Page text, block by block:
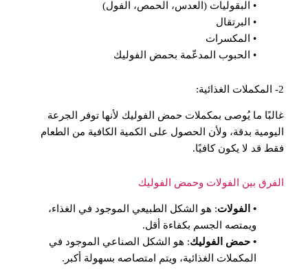
• البقوليات (العدس، الحمص، الفول)
• البرتقال
• المكسرات
• الحبوب المدعّمة بحمض الفوليك
2- المكملات الغذائية:
غالبًا ما يُوصى بمكملات حمض الفوليك لأنها توفر الجرعة
اليومية بدقة، ولأن الحصول على الكمية الكافية من الطعام
فقط قد لا يكون كافيًا.
الفرق بين الفولات وحمض الفوليك
• الفولات: هو الشكل الطبيعي الموجود في الغذاء،
ويمتصه الجسم بكفاءة أقل.
• حمض الفوليك: هو الشكل الصناعي الموجود في
المكملات الغذائية، ويتم امتصاصه بسهولة أكبر.